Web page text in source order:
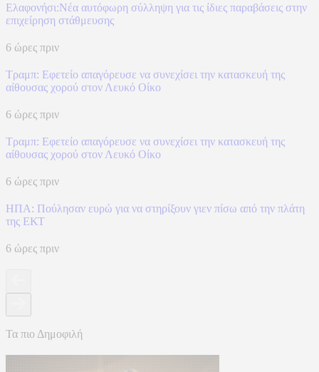
Ελαφονήσι:Νέα αυτόφωρη σύλληψη για τις ίδιες παραβάσεις στην
επιχείρηση στάθμευσης
6 ώρες πριν
Τραμπ: Εφετείο απαγόρευσε να συνεχίσει την κατασκευή της
αίθουσας χορού στον Λευκό Οίκο
6 ώρες πριν
Τραμπ: Εφετείο απαγόρευσε να συνεχίσει την κατασκευή της
αίθουσας χορού στον Λευκό Οίκο
6 ώρες πριν
ΗΠΑ: Πούλησαν ευρώ για να στηρίξουν γιεν πίσω από την πλάτη
της ΕΚΤ
6 ώρες πριν
Τα πιο Δημοφιλή